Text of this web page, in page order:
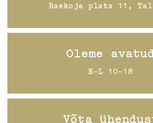
Raekoja plats 11,
Oleme
E-L 10-18